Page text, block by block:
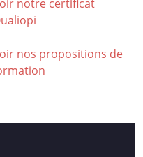
notre certificat
i
nos propositions de